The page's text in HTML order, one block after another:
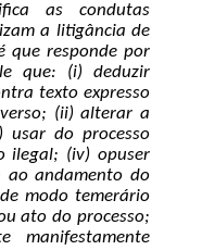
as condutas
a litigância de
que responde por
que: (i) deduzir
texto expresso
(ii) alterar a
usar do processo
ilegal; (iv) opuser
ao andamento do
modo temerário
ato do processo;
manifestamente